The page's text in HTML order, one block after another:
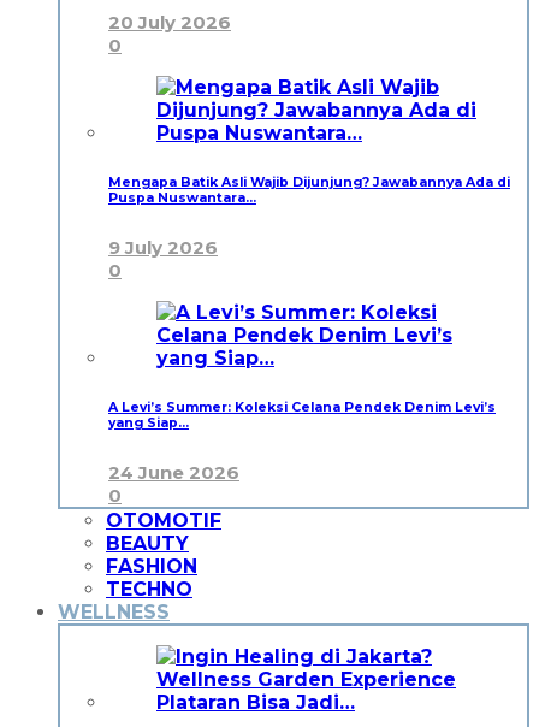
20 July 2026
0
Mengapa Batik Asli Wajib Dijunjung? Jawabannya Ada di
Puspa Nuswantara…
9 July 2026
0
A Levi’s Summer: Koleksi Celana Pendek Denim Levi’s
yang Siap…
24 June 2026
0
OTOMOTIF
BEAUTY
FASHION
TECHNO
WELLNESS